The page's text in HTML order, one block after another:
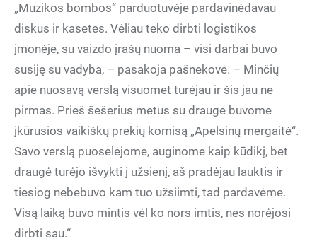
„Muzikos bombos“ parduotuvėje pardavinėdavau
diskus ir kasetes. Vėliau teko dirbti logistikos
įmonėje, su vaizdo įrašų nuoma – visi darbai buvo
susiję su vadyba, – pasakoja pašnekovė. – Minčių
apie nuosavą verslą visuomet turėjau ir šis jau ne
pirmas. Prieš šešerius metus su drauge buvome
įkūrusios vaikiškų prekių komisą „Apelsinų mergaitė“.
Savo verslą puoselėjome, auginome kaip kūdikį, bet
draugė turėjo išvykti į užsienį, aš pradėjau lauktis ir
tiesiog nebebuvo kam tuo užsiimti, tad pardavėme.
Visą laiką buvo mintis vėl ko nors imtis, nes norėjosi
dirbti sau.“